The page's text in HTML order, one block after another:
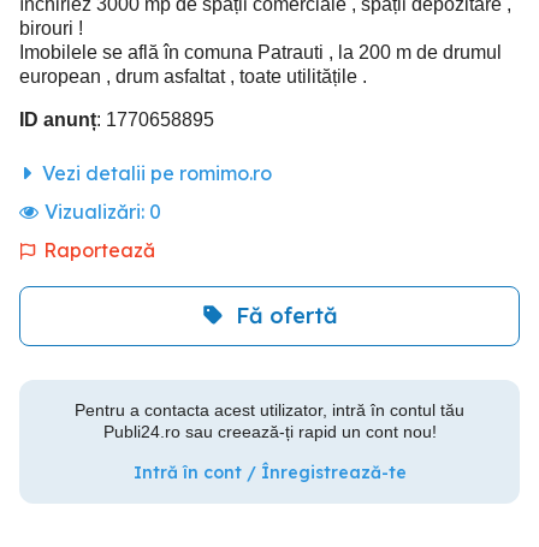
birouri !
Imobilele se află în comuna Patrauti , la 200 m de drumul
european , drum asfaltat , toate utilitățile .
ID anunț: 1770658895
Vezi detalii pe romimo.ro
Vizualizări: 0
Raportează
Fă ofertă
Pentru a contacta acest utilizator, intră în contul tău
Publi24.ro sau creează-ți rapid un cont nou!
Intră în cont / Înregistrează-te